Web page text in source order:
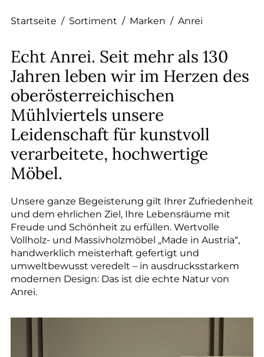
Startseite / Sortiment / Marken / Anrei
Echt Anrei. Seit mehr als 130
Jahren leben wir im Herzen des
oberösterreichischen
Mühlviertels unsere
Leidenschaft für kunstvoll
verarbeitete, hochwertige
Möbel.
Unsere ganze Begeisterung gilt Ihrer Zufriedenheit
und dem ehrlichen Ziel, Ihre Lebensräume mit
Freude und Schönheit zu erfüllen. Wertvolle
Vollholz- und Massivholzmöbel „Made in Austria“,
handwerklich meisterhaft gefertigt und
umweltbewusst veredelt – in ausdrucksstarkem
modernen Design: Das ist die echte Natur von
Anrei.